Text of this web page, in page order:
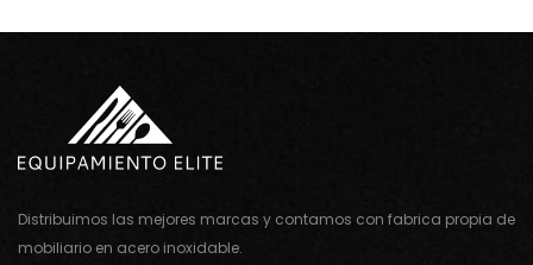
Distribuimos las mejores marcas y contamos con fabrica propia de
mobiliario en acero inoxidable.